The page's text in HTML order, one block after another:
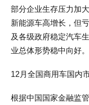
部分企业生存压力加
新能源车高增长，但
及各级政府稳定汽车
业总体形势稳中向好。
12月全国商用车国内
根据中国国家金融监